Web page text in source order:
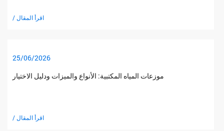
/ اقرأ المقال
25/06/2026
موزعات المياه المكتبية: الأنواع والميزات ودليل الاختيار
/ اقرأ المقال